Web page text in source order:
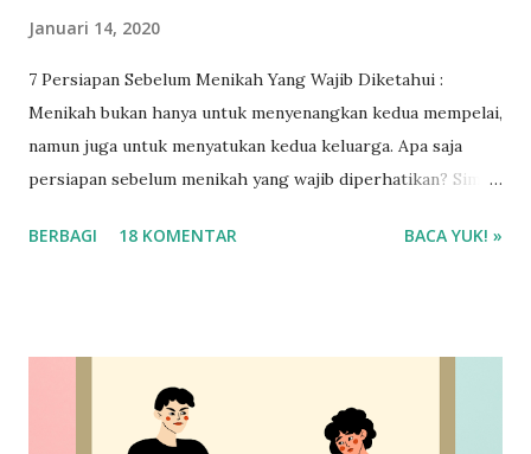
Januari 14, 2020
7 Persiapan Sebelum Menikah Yang Wajib Diketahui :
Menikah bukan hanya untuk menyenangkan kedua mempelai,
namun juga untuk menyatukan kedua keluarga. Apa saja
persiapan sebelum menikah yang wajib diperhatikan? Simak
BERBAGI 18 KOMENTAR BACA YUK! »